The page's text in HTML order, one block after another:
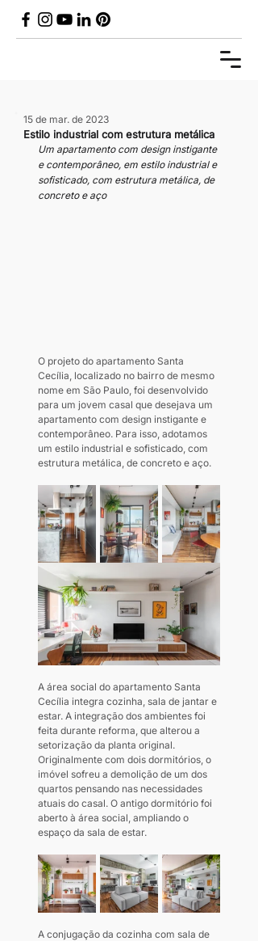
Estilo industrial com estrutura metálica
15 de mar. de 2023
Um apartamento com design instigante
e contemporâneo, em estilo industrial e
sofisticado, com estrutura metálica, de
concreto e aço
O projeto do apartamento Santa
Cecília, localizado no bairro de mesmo
nome em São Paulo, foi desenvolvido
para um jovem casal que desejava um
apartamento com design instigante e
contemporâneo. Para isso, adotamos
um estilo industrial e sofisticado, com
estrutura metálica, de concreto e aço.
A área social do apartamento Santa
Cecília integra cozinha, sala de jantar e
estar. A integração dos ambientes foi
feita durante reforma, que alterou a
setorização da planta original.
Originalmente com dois dormitórios, o
imóvel sofreu a demolição de um dos
quartos pensando nas necessidades
atuais do casal. O antigo dormitório foi
aberto à área social, ampliando o
espaço da sala de estar.
A conjugação da cozinha com sala de